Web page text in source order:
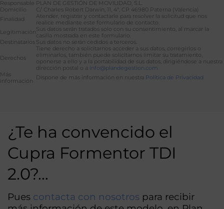
Responsable PLAN DE GESTIÓN DE MOVILIDAD, S.L.
Domicilio
C/ Charles Robert Darwin, 11, 4ª, CP 46980 Paterna (Valencia)
Finalidad
Atender, registrar y contactarle para resolver la solicitud que nos
realice mediante este formulario de contacto.
LegitimaciónSus datos serán tratados solo con su consentimiento, al marcar la
casilla mostrada en este formulario.
Destinatarios Sus datos no serán cedidos a terceros.
Derechos
Tiene derecho a solicitarnos acceder a sus datos, corregirlos o
eliminarlos, también puede solicitarnos limitar su tratamiento,
oponerse a ello y a la portabilidad de sus datos, dirigiéndose a nuestra
dirección postal o a info@plandegestion.com
Más
información Dispone de más información en nuestra Política de Privacidad
¿Te ha convencido el
Cupra Formentor TDI
2.0?…
Pues contacta con nosotros para recibir